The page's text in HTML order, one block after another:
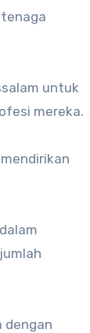
untuk
mereka.
dengan